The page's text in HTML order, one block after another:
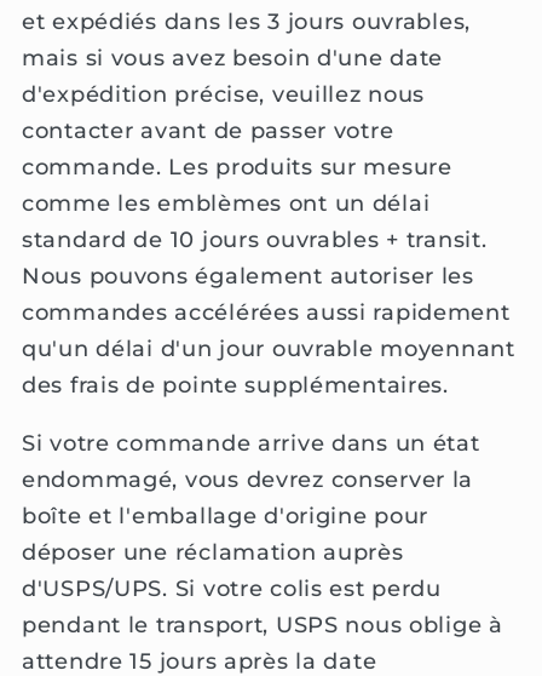
et expédiés dans les 3 jours ouvrables,
mais si vous avez besoin d'une date
d'expédition précise, veuillez nous
contacter avant de passer votre
commande. Les produits sur mesure
comme les emblèmes ont un délai
standard de 10 jours ouvrables + transit.
Nous pouvons également autoriser les
commandes accélérées aussi rapidement
qu'un délai d'un jour ouvrable moyennant
des frais de pointe supplémentaires.
Si votre commande arrive dans un état
endommagé, vous devrez conserver la
boîte et l'emballage d'origine pour
déposer une réclamation auprès
d'USPS/UPS. Si votre colis est perdu
pendant le transport, USPS nous oblige à
attendre 15 jours après la date